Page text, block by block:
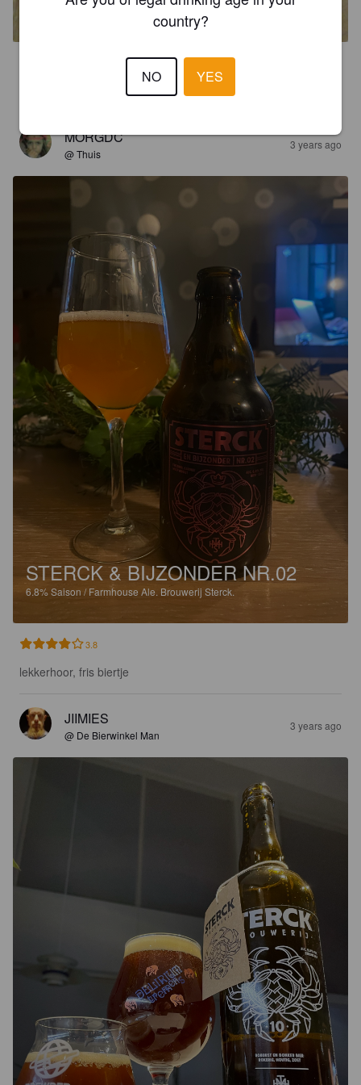
Saison / Farmhouse Ale. Brouwerij Sterck.
Blond bier, fruitige zure smaak, droge afdronk
MORGDC
@ Thuis
3 years ago
STERCK & BIJZONDER NR.02
6.8%Saison / Farmhouse Ale. Brouwerij Sterck.
3.8
lekkerhoor, fris biertje
JIIMIES
@ De Bierwinkel Man
3 years ago
country?
NO YES